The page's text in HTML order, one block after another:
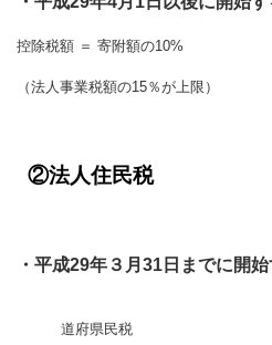
控除税額 ＝ 寄附額の10%
（法人事業税額の15％が上限）
②法人住民税
・平成29年３月31日までに開
道府県民税